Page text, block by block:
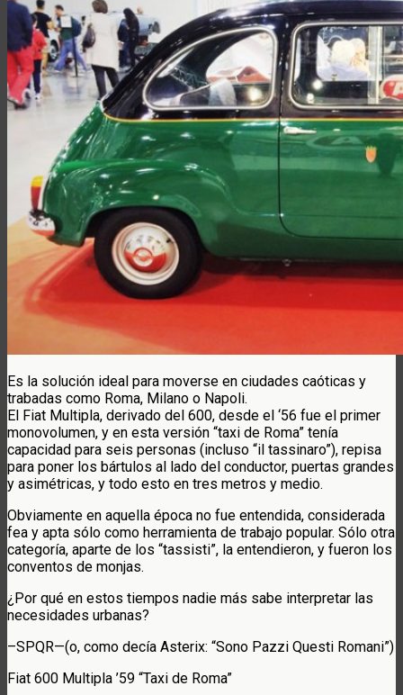
Es la solución ideal para moverse en ciudades caóticas y
trabadas como Roma, Milano o Napoli.
El Fiat Multipla, derivado del 600, desde el ‘56 fue el primer
monovolumen, y en esta versión “taxi de Roma” tenía
capacidad para seis personas (incluso “il tassinaro”), repisa
para poner los bártulos al lado del conductor, puertas grandes
y asimétricas, y todo esto en tres metros y medio.
Obviamente en aquella época no fue entendida, considerada
fea y apta sólo como herramienta de trabajo popular. Sólo otra
categoría, aparte de los “tassisti”, la entendieron, y fueron los
conventos de monjas.
¿Por qué en estos tiempos nadie más sabe interpretar las
necesidades urbanas?
–SPQR—(o, como decía Asterix: “Sono Pazzi Questi Romani”)
Fiat 600 Multipla ’59 “Taxi de Roma”